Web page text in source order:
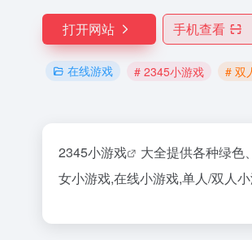
打开网站 手机查看
在线游戏 # 2345小游戏 # 双
2345小游戏
大全提供各种绿色
女小游戏,在线小游戏,单人/双人